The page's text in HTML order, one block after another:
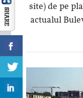
site) de pe
actualul